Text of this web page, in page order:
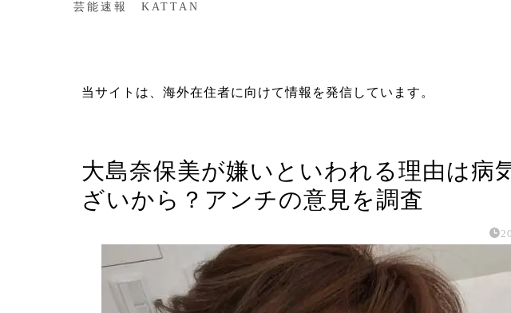
芸能速報 KATTAN
当サイトは、海外在住者に向けて情報を発信しています。
大島奈保美が嫌いといわれる理由は病
ざいから？アンチの意見を調査